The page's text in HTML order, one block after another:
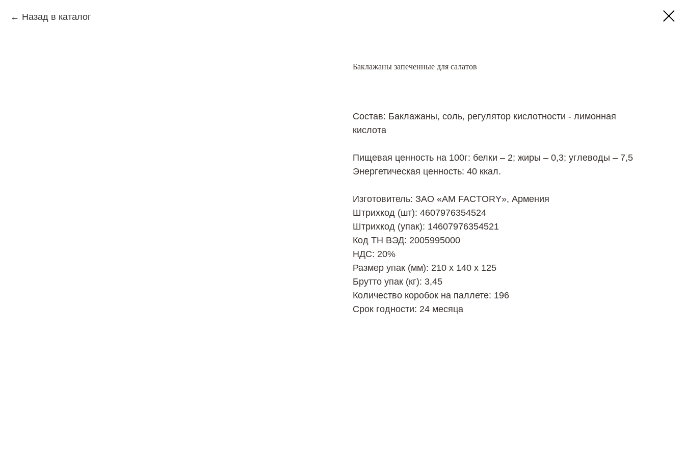
Назад в каталог
Баклажаны запеченные для салатов
Состав: Баклажаны, соль, регулятор кислотности - лимонная
кислота
Пищевая ценность на 100г: белки – 2; жиры – 0,3; углеводы – 7,5
Энергетическая ценность: 40 ккал.
Изготовитель: ЗАО «AM FACTORY», Армения
Штрихкод (шт): 4607976354524
Штрихкод (упак): 14607976354521
Код ТН ВЭД: 2005995000
НДС: 20%
Размер упак (мм): 210 х 140 х 125
Брутто упак (кг): 3,45
Количество коробок на паллете: 196
Срок годности: 24 месяца